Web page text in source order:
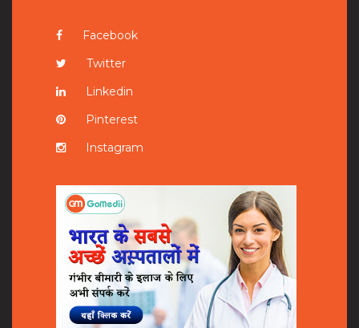
Facebook
Twitter
Linkedin
Pinterest
Instagram